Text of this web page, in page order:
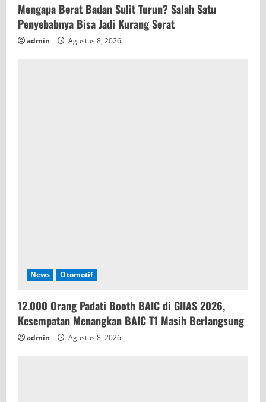
Mengapa Berat Badan Sulit Turun? Salah Satu
Penyebabnya Bisa Jadi Kurang Serat
admin Agustus 8, 2026
News Otomotif
12.000 Orang Padati Booth BAIC di GIIAS 2026,
Kesempatan Menangkan BAIC T1 Masih Berlangsung
admin Agustus 8, 2026